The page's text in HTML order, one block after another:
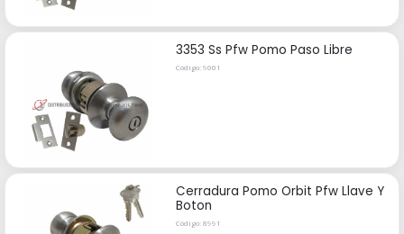
3353 Ss Pfw Pomo Paso Libre
Código: 9001
Cerradura Pomo Orbit Pfw Llave Y
Boton
Código: 8991